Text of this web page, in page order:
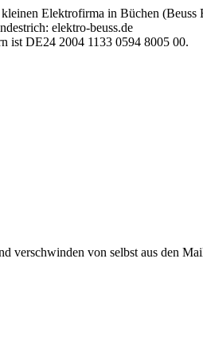
Elektrofirma in Büchen (Beuss
elektro-beuss.de
ist DE24 2004 1133 0594 8005 00.
verschwinden von selbst aus den